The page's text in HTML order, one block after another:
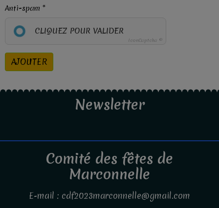
Anti-spam
CLIQUEZ POUR VALIDER
IconCaptcha ©
AJOUTER
Newsletter
Comité des fêtes de
Marconnelle
E-mail : cdf2023marconnelle@gmail.com